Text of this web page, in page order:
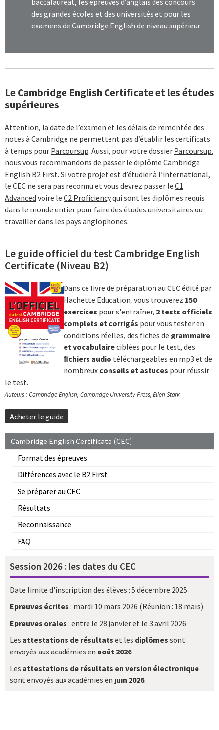
Cambridge English Certificate (CEC)
Format des épreuves
Différences avec le B2 First
Se préparer au CEC
Résultats
Reconnaissance
FAQ
Session 2026 : les dates du CEC
Date limite d'inscription des élèves : 5 décembre 2025
Epreuves écrites : mardi 10 mars 2026 (Réunion : 18 mars)
Epreuves orales : entre le 28 janvier et le 3 avril 2026
Les attestations de résultats et les diplômes sont
envoyés aux académies en août 2026.
Les attestations de résultats en version électronique
sont envoyés aux académies en juin 2026.
des grandes écoles et des universités et pour les
examens de Cambridge English de niveau supérieur
Le Cambridge English Certificate et les études
supérieures
Attention, la date de l’examen et les délais de remontée des
notes à Cambridge ne permettent pas d’établir les certificats
à temps pour Parcoursup. Aussi, pour votre dossier Parcoursup,
nous vous recommandons de passer le diplôme Cambridge
English B2 First. Si votre projet est d’étudier à l’international,
le CEC ne sera pas reconnu et vous devrez passer le C1
Advanced voire le C2 Proficiencyqui sont les diplômes requis
dans le monde entier pour faire des études universitaires ou
travailler dans les pays anglophones.
Le guide officiel du test Cambridge English
Certificate (Niveau B2)
Dans ce livre de préparation au CEC édité par
Hachette Education, vous trouverez 150
exercices pour s'entraîner, 2 tests officiels
complets et corrigés pour vous tester en
conditions réelles, des fiches de grammaire
et vocabulaireciblées pour le test, des
ﬁchiers audio téléchargeables en mp3 et de
nombreux conseils et astuces pour réussir
le test.
Auteurs : Cambridge English, Cambridge University Press, Ellen Stark
Acheter le guide